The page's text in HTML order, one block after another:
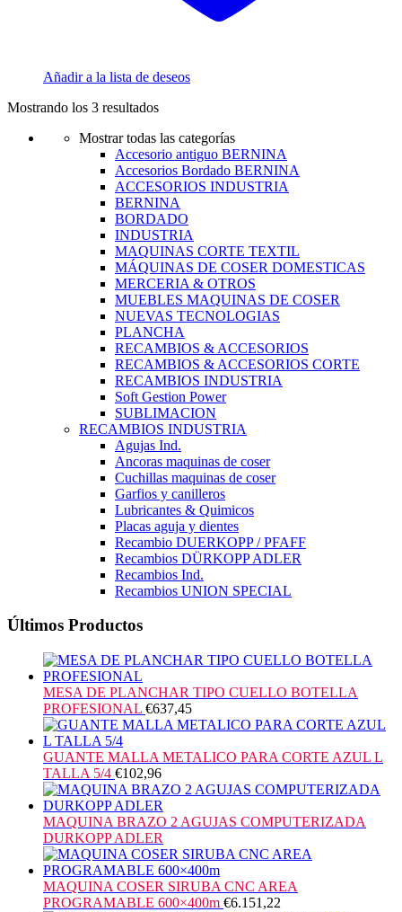
Añadir a la lista de deseos
Mostrando los 3 resultados
Mostrar todas las categorías
Accesorio antiguo BERNINA
Accesorios Bordado BERNINA
ACCESORIOS INDUSTRIA
BERNINA
BORDADO
INDUSTRIA
MAQUINAS CORTE TEXTIL
MÁQUINAS DE COSER DOMESTICAS
MERCERIA & OTROS
MUEBLES MAQUINAS DE COSER
NUEVAS TECNOLOGIAS
PLANCHA
RECAMBIOS & ACCESORIOS
RECAMBIOS & ACCESORIOS CORTE
RECAMBIOS INDUSTRIA
Soft Gestion Power
SUBLIMACION
RECAMBIOS INDUSTRIA
Agujas Ind.
Ancoras maquinas de coser
Cuchillas maquinas de coser
Garfios y canilleros
Lubricantes & Quimicos
Placas aguja y dientes
Recambio DUERKOPP / PFAFF
Recambios DÜRKOPP ADLER
Recambios Ind.
Recambios UNION SPECIAL
Últimos Productos
MESA DE PLANCHAR TIPO CUELLO BOTELLA
PROFESIONAL €637,45
GUANTE MALLA METALICO PARA CORTE AZUL L
TALLA 5/4 €102,96
MAQUINA BRAZO 2 AGUJAS COMPUTERIZADA
DURKOPP ADLER
MAQUINA COSER SIRUBA CNC AREA
PROGRAMABLE 600×400m €6.151,22